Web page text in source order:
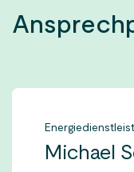
Michael